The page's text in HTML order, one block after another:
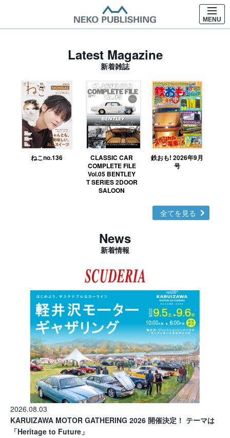
MENU
Latest Magazine
新着雑誌
ねこno.136
CLASSIC CAR
COMPLETE FILE
Vol.05 BENTLEY
T SERIES 2DOOR
SALOON
鉄おも! 2026年9月
号
全てを見る
News
新着情報
2026.08.03
KARUIZAWA MOTOR GATHERING 2026 開催決定！ テーマは
「Heritage to Future」